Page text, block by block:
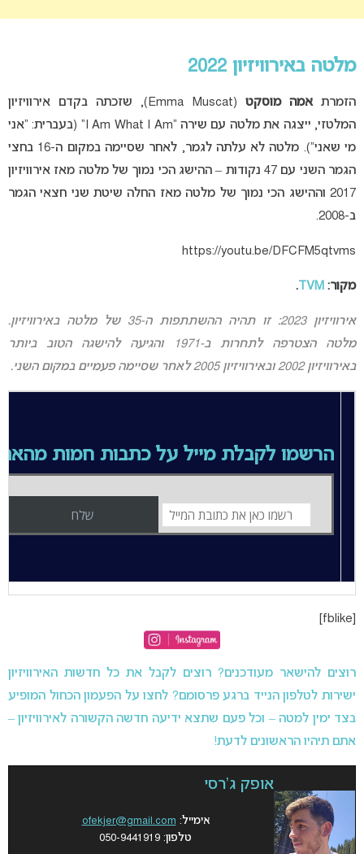
מלטה באירוויזיון 2022
הזמרתאמה מוסקט
(Emma Muscat), שזכתה בקדם אירוויזיון
המלטזי, ייצגה את מלטה עם שירה “I Am What I Am” (בעברית: “אני
מי שאני”). מלטה לא עלתה לגמר, לאחר שסיימה במקום ה-16 בחצי
הגמר השני עם 47 נקודות – ההישג הכי נמוך של מלטה מאז אירוויזיון
2017 וההישג הכי נמוך של מלטה מאז החלה שיטת שני חצאי הגמר
ב-2008.
https://youtu.be/DFCFM5qtvms
מקור: TVM
.
אירוויזיון 2023: זו תהיה ההשתתפות ה-35 של מלטה באירוויזיון.
מלטה הצטרפה לתחרות ב-1971 והגיעה להישגה הטוב ביותר
באירוויזיון 2002 ובאירוויזיון 2005 לאחר שסיימה פעמיים במקום השני.
הרשמו לקבלת מייל על כתבות חמות
רוצים להישאר מעודכנים? רוצים לקבל את כל חדשות האירוויזיון
ישירות לטלפון הנייד ברגע פרסומם? לחצו על הפעמון הכחול המופיע
בצד ימין למטה – וכל פעם שתצא ידיעה חדשה הקשורה לאירוויזיון –
אתם תיהיו הראשונים לדעת!
אופק ג'רסי
אימייל: ofekjer@gmail.com
טלפון: 050-9441919